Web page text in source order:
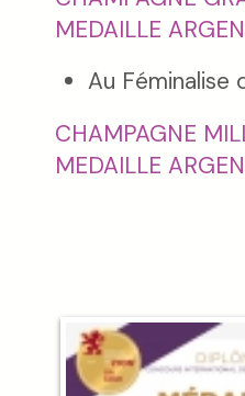
MEDAILLE
Au Féminalise
CHAMPAGNE
MEDAILLE